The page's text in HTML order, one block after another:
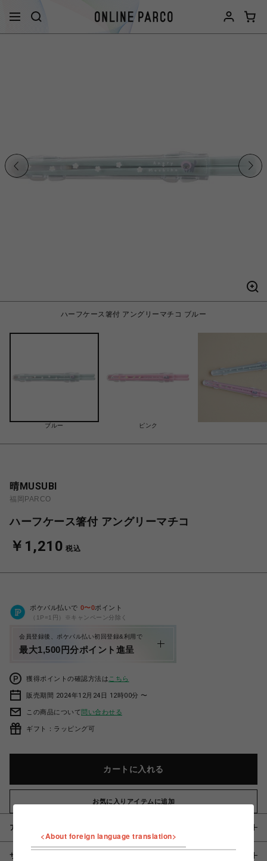
ハーフケース箸付 アングリーマチコ ブルー
ブルー ピンク
晴MUSUBI
福岡PARCO
ハーフケース箸付 アングリーマチコ
￥1,210 税込
ポケパル払いで 0〜0ポイント
（1P=1円）※キャンペーン分除く
会員登録後、ポケパル払い初回登録&利用で
最大1,500円分ポイント進呈
獲得ポイントの確認方法は こちら
販売期間 2024年12月24日 12時00分 〜
この商品について問い合わせる
ギフト：ラッピング可
カートに入れる
お気に入りアイテムに追加
アイテム説明 / 素材
サイズ
<About foreign language translation>